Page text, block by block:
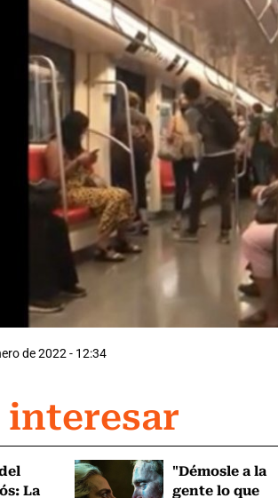
de 2022 - 12:34
interesar
La
"Démosle a la
gente lo que